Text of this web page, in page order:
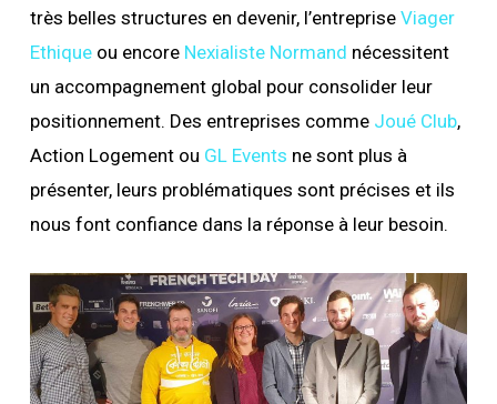
très belles structures en devenir, l’entreprise Viager
Ethiqueou encore Nexialiste Normand nécessitent
un accompagnement global pour consolider leur
positionnement. Des entreprises comme Joué Club,
Action Logement ou GL Events ne sont plus à
présenter, leurs problématiques sont précises et ils
nous font confiance dans la réponse à leur besoin.